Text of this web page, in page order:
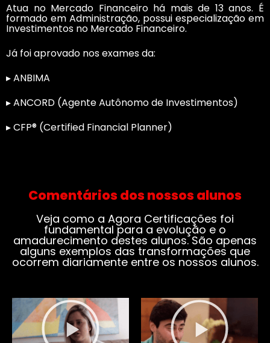
Atua no Mercado Financeiro há mais de 13 anos. É
formado em Administração, possui especialização em
Investimentos no Mercado Financeiro.
Já foi aprovado nos exames da:
▸ ANBIMA
▸ ANCORD (Agente Autônomo de Investimentos)
▸ CFP® (Certified Financial Planner)
Comentários dos nossos alunos
Veja como a Agora Certificações foi
fundamental para a evolução e o
amadurecimento destes alunos. São apenas
alguns exemplos das transformações que
ocorrem diariamente entre os nossos alunos.